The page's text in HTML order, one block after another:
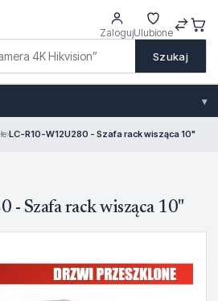
Szukaj
ZalogujUlubione
▾
›LC-R10-W12U280 - Szafa rack wisząca 10"
- Szafa rack wisząca 10"